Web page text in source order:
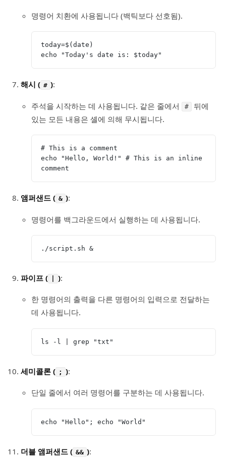
명령어 치환에 사용됩니다 (백틱보다 선호됨).
today=$(date)
echo "Today's date is: $today"
해시 ( # ):
주석을 시작하는 데 사용됩니다. 같은 줄에서 #
뒤에
있는 모든 내용은 셸에 의해 무시됩니다.
# This is a comment
echo "Hello, World!" # This is an inline
comment
앰퍼샌드 ( & ):
명령어를 백그라운드에서 실행하는 데 사용됩니다.
./script.sh &
파이프 ( ):
한 명령어의 출력을 다른 명령어의 입력으로 전달하는
데 사용됩니다.
ls -l | grep "txt"
세미콜론 ( ; ):
단일 줄에서 여러 명령어를 구분하는 데 사용됩니다.
echo "Hello"; echo "World"
더블 앰퍼샌드 ( && ):